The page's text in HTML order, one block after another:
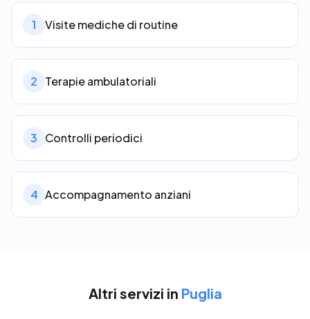
1 Visite mediche di routine
2 Terapie ambulatoriali
3 Controlli periodici
4 Accompagnamento anziani
Altri servizi in Puglia